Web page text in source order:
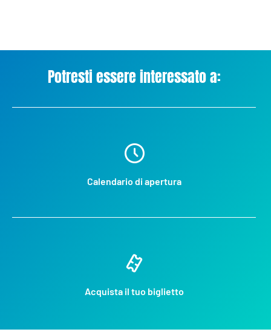
Potresti essere interessato a:
Calendario di apertura
Acquista il tuo biglietto